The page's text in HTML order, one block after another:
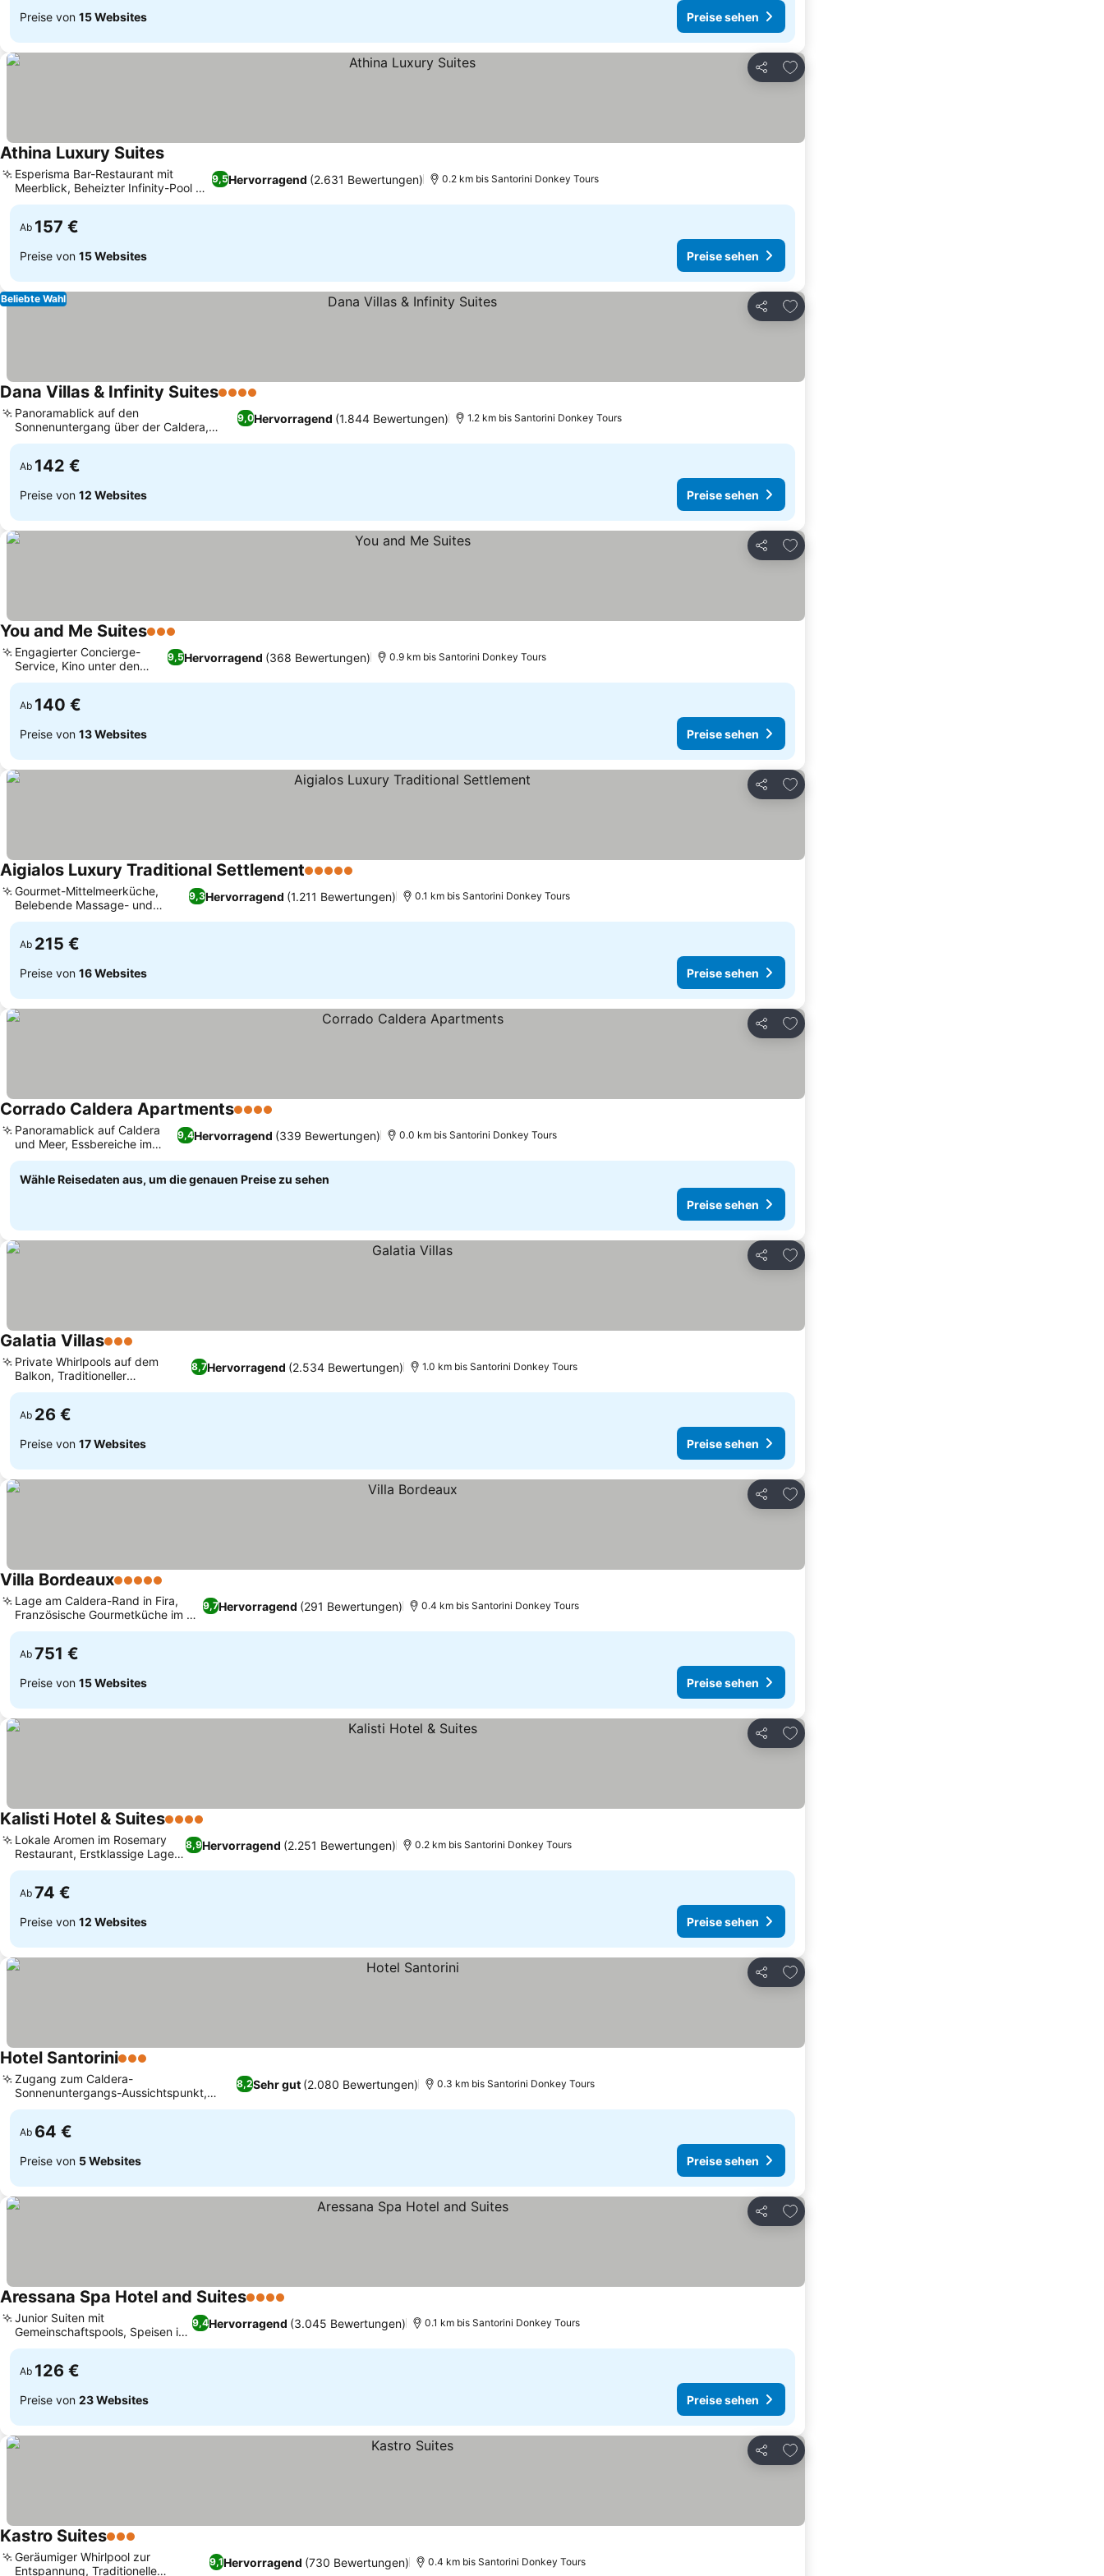
Preise von 15 Websites Preise sehen
Teilen
Zu Favoriten hinzufügen
Athina Luxury SuitesPreise sehen
9,5Hervorragend (2.631 Bewertungen)
Esperisma Bar-Restaurant mit
Meerblick, Beheizter Infinity-Pool mit
Swim-up-Bar
0.2 km bis Santorini Donkey Tours
Ab 157 €
Preise von 15 Websites Preise sehen
Teilen
Zu Favoriten hinzufügen
Beliebte Wahl
Dana Villas & Infinity Suites4 Sterne
9,0Hervorragend (1.844 Bewertungen)
Panoramablick auf den
Sonnenuntergang über der Caldera,
Wellnessbehandlungen im Soma Spa
1.2 km bis Santorini Donkey Tours
Ab 142 €
Preise von 12 Websites Preise sehen
Teilen
Zu Favoriten hinzufügen
You and Me Suites3 Sterne
9,5Hervorragend (368 Bewertungen)
Engagierter Concierge-
Service, Kino unter den
Sternen
0.9 km bis Santorini Donkey Tours
Ab 140 €
Preise von 13 Websites Preise sehen
Teilen
Zu Favoriten hinzufügen
Aigialos Luxury Traditional Settlement5 Sterne
9,3Hervorragend (1.211 Bewertungen)
Gourmet-Mittelmeerküche,
Belebende Massage- und
Salondienste
0.1 km bis Santorini Donkey Tours
Ab 215 €
Preise von 16 Websites Preise sehen
Teilen
Zu Favoriten hinzufügen
Corrado Caldera Apartments4 Sterne
9,4Hervorragend (339 Bewertungen)
Panoramablick auf Caldera
und Meer, Essbereiche im
Freien
0.0 km bis Santorini Donkey Tours
Wähle Reisedaten aus, um die genauen Preise zu sehen
Preise sehen
Teilen
Zu Favoriten hinzufügen
Galatia Villas3 Sterne
8,7Hervorragend (2.534 Bewertungen)
Private Whirlpools auf dem
Balkon, Traditioneller
kykladischer Baustil
1.0 km bis Santorini Donkey Tours
Ab 26 €
Preise von 17 Websites Preise sehen
Teilen
Zu Favoriten hinzufügen
Villa Bordeaux5 Sterne
9,7Hervorragend (291 Bewertungen)
Lage am Caldera-Rand in Fira,
Französische Gourmetküche im La
Colline
0.4 km bis Santorini Donkey Tours
Ab 751 €
Preise von 15 Websites Preise sehen
Teilen
Zu Favoriten hinzufügen
Kalisti Hotel & Suites4 Sterne
8,9Hervorragend (2.251 Bewertungen)
Lokale Aromen im Rosemary
Restaurant, Erstklassige Lage
in Fira
0.2 km bis Santorini Donkey Tours
Ab 74 €
Preise von 12 Websites Preise sehen
Teilen
Zu Favoriten hinzufügen
Hotel Santorini3 Sterne
8,2Sehr gut (2.080 Bewertungen)
Zugang zum Caldera-
Sonnenuntergangs-Aussichtspunkt,
Private Balkone und Terrassen
0.3 km bis Santorini Donkey Tours
Ab 64 €
Preise von 5 Websites Preise sehen
Teilen
Zu Favoriten hinzufügen
Aressana Spa Hotel and Suites4 Sterne
9,4Hervorragend (3.045 Bewertungen)
Junior Suiten mit
Gemeinschaftspools, Speisen im
Ifestioni Restaurant
0.1 km bis Santorini Donkey Tours
Ab 126 €
Preise von 23 Websites Preise sehen
Teilen
Zu Favoriten hinzufügen
Kastro Suites3 Sterne
9,1Hervorragend (730 Bewertungen)
Geräumiger Whirlpool zur
Entspannung, Traditionelle
0.4 km bis Santorini Donkey Tours